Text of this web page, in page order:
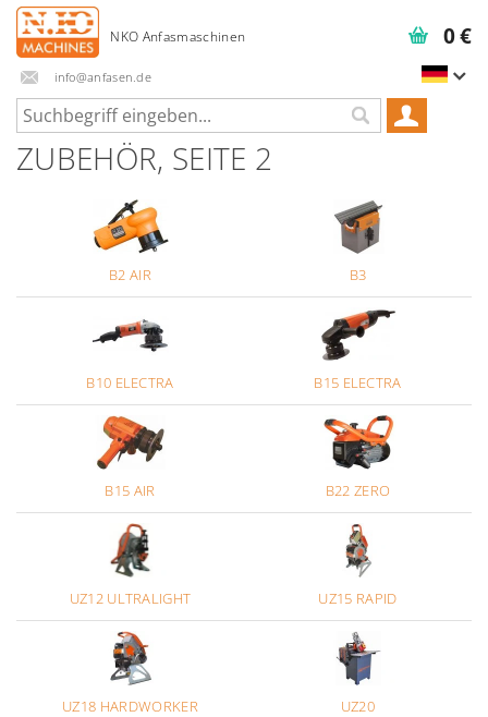
info@anfasen.de
0 €
ZUBEHÖR, SEITE 2
B2 AIR B3
B10 ELECTRA B15 ELECTRA
B15 AIR B22 ZERO
UZ12 ULTRALIGHT UZ15 RAPID
UZ18 HARDWORKER UZ20